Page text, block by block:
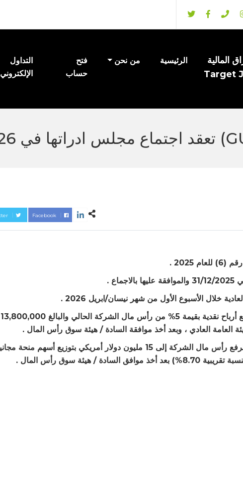
المالية
Target
الرئيسية من نحن
فتح
حساب
التداول
الإلكتروني
Facebook
4- رفع توصية للهيئة العامة في اجتماعها العادي بتوزيع أرباح نقدية بقيمة 5% من رأس مال الشركة الحالي والبالغ 13,800,000
العامة العادي ، وبعد أخذ موافقة السادة / هيئة سوق رأس المال .
5- رفع توصية للهيئة العامة في اجتماعها الغير عادي لرفع رأس مال الشركة إلى 15 مليون دولار أمريكي بتوزيع أسهم منحة